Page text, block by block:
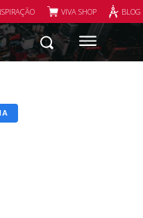
VIVA SHOP